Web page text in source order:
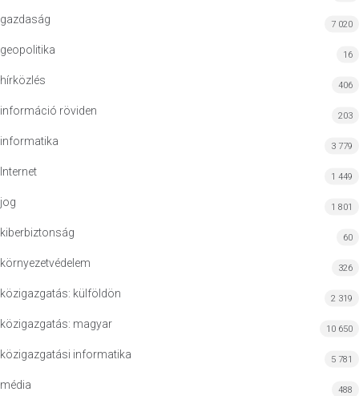
gazdaság 7 020
geopolitika 16
hírközlés 406
információ röviden 203
informatika 3 779
Internet 1 449
jog 1 801
kiberbiztonság 60
környezetvédelem 326
közigazgatás: külföldön 2 319
közigazgatás: magyar 10 650
közigazgatási informatika 5 781
média 488